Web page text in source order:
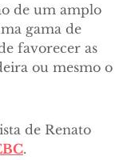
de um amplo
gama de
favorecer as
ou mesmo o
de Renato
.